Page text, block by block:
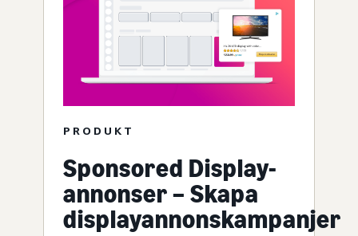
PRODUKT
Sponsored Display-
annonser – Skapa
displayannonskampanjer